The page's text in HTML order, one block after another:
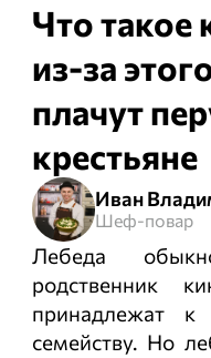
Что такое
из-за
плачут
крестьяне
Иван
Шеф-повар
Лебеда
родственник
принадлежат к
семейству. Но